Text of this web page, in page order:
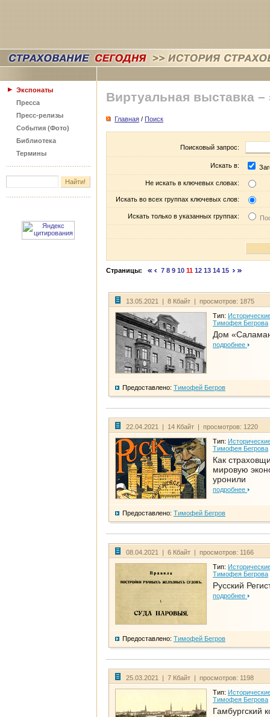
Экспонаты
Пресса
Пресс-релизы
События (Фото)
Библиотека
Термины
Виртуальная выставка –
Главная / Поиск
Поисковый запрос:
Искать в:
Не искать в ключевых словах:
Искать во всех группах ключевых слов:
Искать только в указанных группах:
Страницы: 7 8 9 10 11 12 13 14 15
13.05.2021 | 8 Кбайт | просмотров: 1875
Тип:
Тимофея Бегрова
Дом
подробнее
Предоставлено: Тимофей Бегров
22.04.2021 | 14 Кбайт | просмотров: 1220
Тип:
Тимофея Бегрова
Как
мировую
уронили
подробнее
Предоставлено: Тимофей Бегров
08.04.2021 | 6 Кбайт | просмотров: 1166
Тип:
Тимофея Бегрова
Русский
подробнее
Предоставлено: Тимофей Бегров
25.03.2021 | 7 Кбайт | просмотров: 1198
Тип:
Тимофея Бегрова
Гамбургский